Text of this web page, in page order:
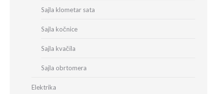
Sajla klometar sata
Sajla kočnice
Sajla kvačila
Sajla obrtomera
Elektrika